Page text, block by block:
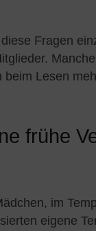
Fragen
Lesen
frühe
im
eigene